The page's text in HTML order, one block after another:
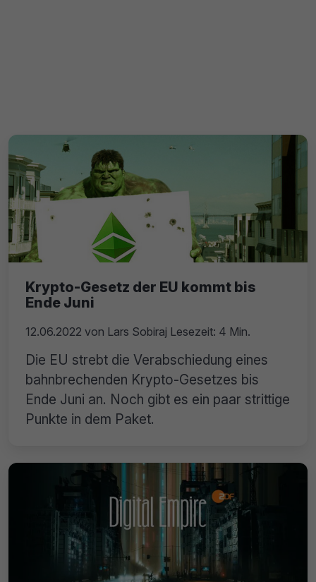
Krypto-Gesetz der EU kommt bis
Ende Juni
12.06.2022 von Lars Sobiraj Lesezeit: 4 Min.
Die EU strebt die Verabschiedung eines
bahnbrechenden Krypto-Gesetzes bis
Ende Juni an. Noch gibt es ein paar strittige
Punkte in dem Paket.